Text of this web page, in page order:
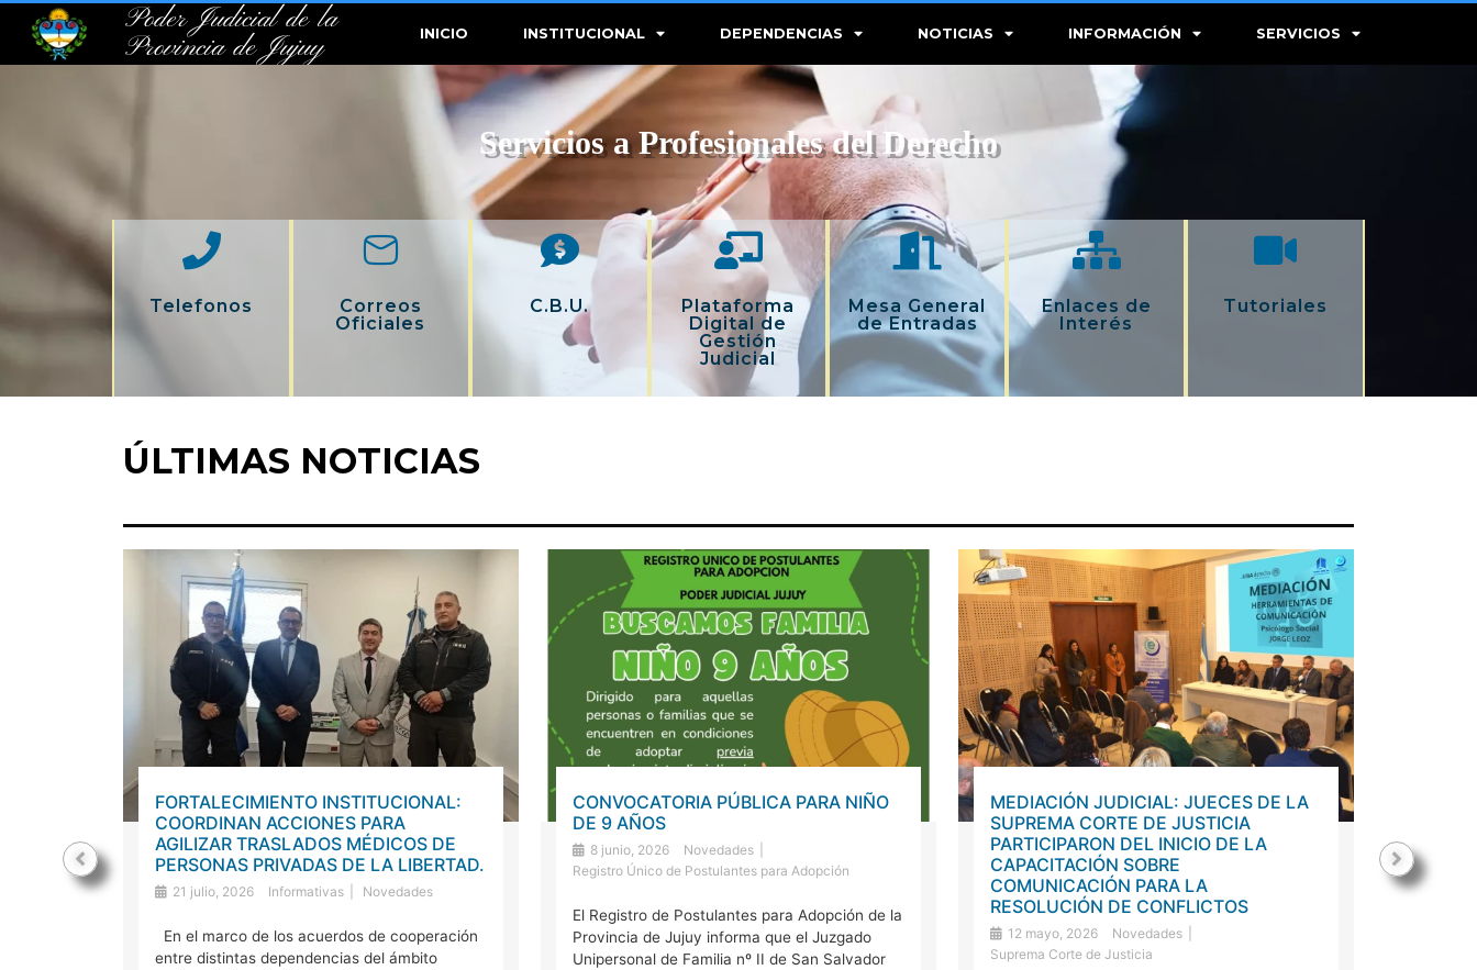
Poder Judicial de la
Provincia de Jujuy
INICIO INSTITUCIONAL DEPENDENCIAS NOTICIAS INFORMACIÓN SERVICIOS
Servicios a Profesionales del Derecho
Telefonos
Correos
Oficiales
C.B.U.
Plataforma
Digital de
Gestión
Judicial
Mesa General
de Entradas
Enlaces de
Interés
Tutoriales
ÚLTIMAS NOTICIAS
FORTALECIMIENTO INSTITUCIONAL:
COORDINAN ACCIONES PARA
AGILIZAR TRASLADOS MÉDICOS DE
PERSONAS PRIVADAS DE LA LIBERTAD.
21 julio, 2026 Informativas Novedades
En el marco de los acuerdos de cooperación
entre distintas dependencias del ámbito
CONVOCATORIA PÚBLICA PARA NIÑO
DE 9 AÑOS
8 junio, 2026
Novedades
Registro Único de Postulantes para Adopción
El Registro de Postulantes para Adopción de la
Provincia de Jujuy informa que el Juzgado
Unipersonal de Familia nº II de San Salvador
MEDIACIÓN JUDICIAL: JUECES DE LA
SUPREMA CORTE DE JUSTICIA
PARTICIPARON DEL INICIO DE LA
CAPACITACIÓN SOBRE
COMUNICACIÓN PARA LA
RESOLUCIÓN DE CONFLICTOS
12 mayo, 2026
Novedades
Suprema Corte de Justicia
Escuela